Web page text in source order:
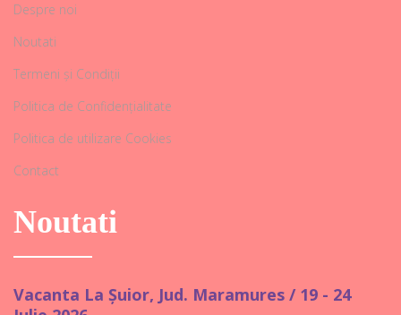
Despre noi
Noutati
Termeni și Condiții
Politica de Confidențialitate
Politica de utilizare Cookies
Contact
Noutati
Vacanta La Șuior, Jud. Maramures / 19 - 24